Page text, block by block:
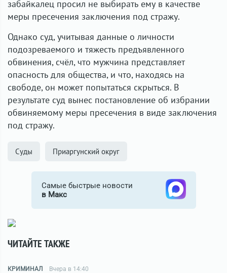
забайкалец просил не выбирать ему в качестве
меры пресечения заключения под стражу.
Однако суд, учитывая данные о личности
подозреваемого и тяжесть предъявленного
обвинения, счёл, что мужчина представляет
опасность для общества, и что, находясь на
свободе, он может попытаться скрыться. В
результате суд вынес постановление об избрании
обвиняемому меры пресечения в виде заключения
под стражу.
Суды Приаргунский округ
Самые быстрые новости
в Макс
ЧИТАЙТЕ ТАКЖЕ
КРИМИНАЛ Вчера в 14:40